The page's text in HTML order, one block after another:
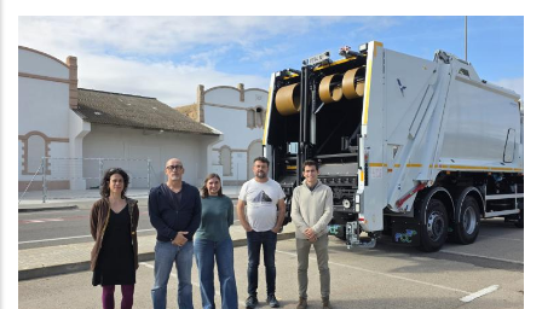
Banyeres Del Penedès Inicia Amb
Èxit El Nou Sistema De Recollida
Porta A Porta
Medi